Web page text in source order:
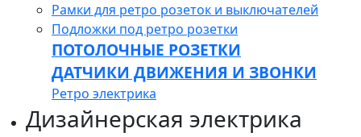
Рамки для ретро розеток и выключателей
Подложки под ретро розетки
ПОТОЛОЧНЫЕ РОЗЕТКИ
ДАТЧИКИ ДВИЖЕНИЯ И ЗВОНКИ
Ретро электрика
Дизайнерская электрика